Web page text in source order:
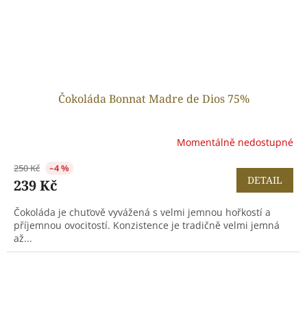
Čokoláda Bonnat Madre de Dios 75%
Momentálně nedostupné
250 Kč –4 %
239 Kč DETAIL
Čokoláda je chuťově vyvážená s velmi jemnou hořkostí a
příjemnou ovocitostí. Konzistence je tradičně velmi jemná
až...